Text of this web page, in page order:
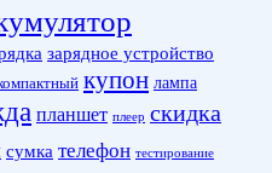
зарядное устройство
купон лампа
планшет плеер скидка
сумка телефон тестирование